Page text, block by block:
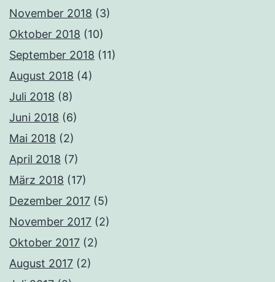
November 2018 (3)
Oktober 2018 (10)
September 2018 (11)
August 2018 (4)
Juli 2018 (8)
Juni 2018 (6)
Mai 2018 (2)
April 2018 (7)
März 2018 (17)
Dezember 2017 (5)
November 2017 (2)
Oktober 2017 (2)
August 2017 (2)